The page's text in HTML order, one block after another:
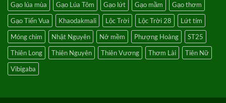
Gạo lúa mùa
Gạo Lúa Tôm Gạo lứt Gạo mầm
Gạo thơm
Gạo Tiến Vua
Khaodakmali Lộc Trời Lộc Trời 28
Lứt tím
Móng chim
Nhật Nguyên Nở mềm Phượng Hoàng
ST25
Thiên Long
Thiên Nguyên Thiên Vương Thơm Lài
Tiên Nữ
Vibigaba